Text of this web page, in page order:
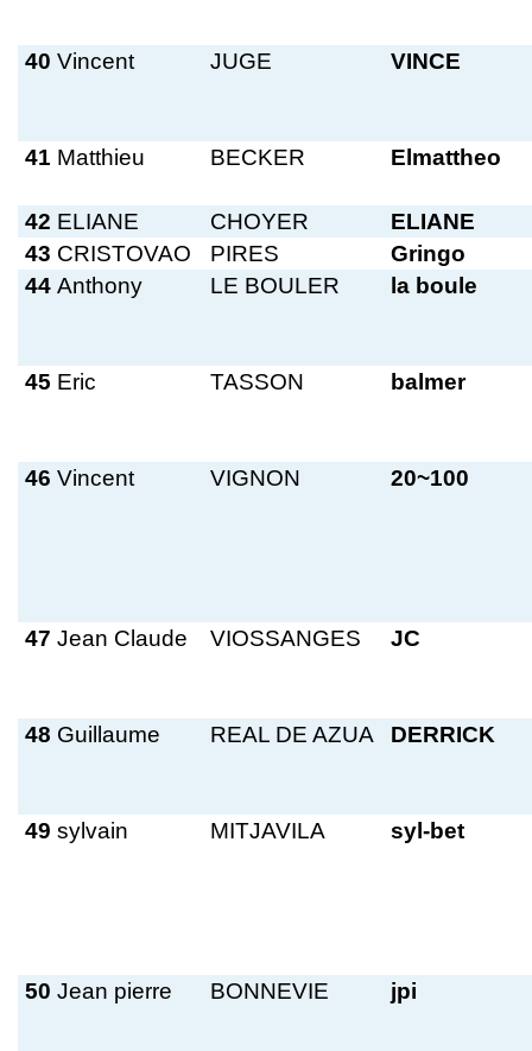
40 Vincent JUGE VINCE
41 Matthieu BECKER Elmattheo
42 ELIANE CHOYER
ELIANE
43 CRISTOVAO PIRES
Gringo
44 Anthony LE BOULER la boule
45 Eric TASSON balmer
46 Vincent VIGNON 20~100
47 Jean Claude VIOSSANGES JC
48 Guillaume REAL DE AZUA DERRICK
49 sylvain MITJAVILA syl-bet
50 Jean pierre BONNEVIE jpi